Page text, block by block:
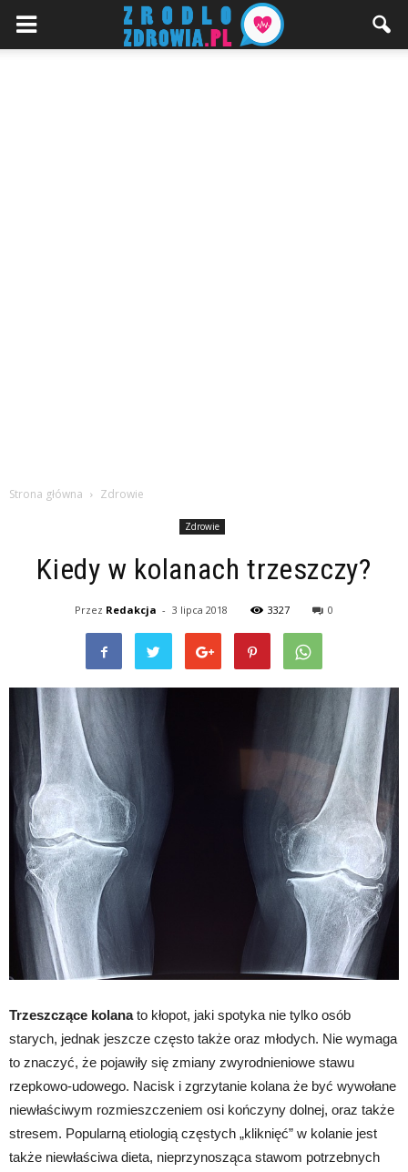
Strona główna Zdrowie
Zdrowie
Kiedy w kolanach trzeszczy?
Przez Redakcja - 3 lipca 2018 3327 0
Trzeszczące kolanato kłopot, jaki spotyka nie tylko osób
starych, jednak jeszcze często także oraz młodych. Nie wymaga
to znaczyć, że pojawiły się zmiany zwyrodnieniowe stawu
rzepkowo-udowego. Nacisk i zgrzytanie kolana że być wywołane
niewłaściwym rozmieszczeniem osi kończyny dolnej, oraz także
stresem. Popularną etiologią częstych „kliknięć” w kolanie jest
także niewłaściwa dieta, nieprzynosząca stawom potrzebnych